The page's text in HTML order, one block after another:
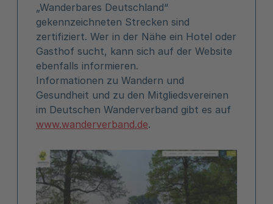
„Wanderbares Deutschland“
gekennzeichneten Strecken sind
zertifiziert. Wer in der Nähe ein Hotel oder
Gasthof sucht, kann sich auf der Website
ebenfalls informieren.
Informationen zu Wandern und
Gesundheit und zu den Mitgliedsvereinen
im Deutschen Wanderverband gibt es auf
www.wanderverband.de.